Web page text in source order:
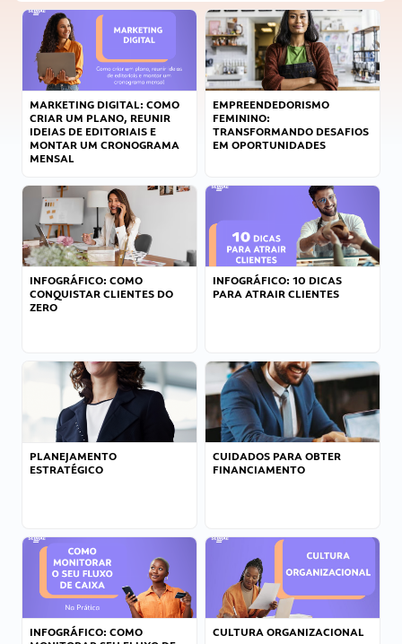
MARKETING DIGITAL: COMO
CRIAR UM PLANO, REUNIR
IDEIAS DE EDITORIAIS E
MONTAR UM CRONOGRAMA
MENSAL
EMPREENDEDORISMO
FEMININO:
TRANSFORMANDO DESAFIOS
EM OPORTUNIDADES
INFOGRÁFICO: COMO
CONQUISTAR CLIENTES DO
ZERO
INFOGRÁFICO: 10 DICAS
PARA ATRAIR CLIENTES
PLANEJAMENTO
ESTRATÉGICO
CUIDADOS PARA OBTER
FINANCIAMENTO
INFOGRÁFICO: COMO
CULTURA ORGANIZACIONAL